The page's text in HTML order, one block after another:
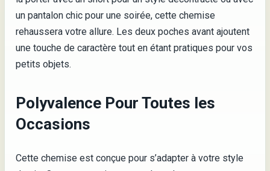
un pantalon chic pour une soirée, cette chemise
rehaussera votre allure. Les deux poches avant ajoutent
une touche de caractère tout en étant pratiques pour vos
petits objets.
Polyvalence Pour Toutes les
Occasions
Cette chemise est conçue pour s’adapter à votre style